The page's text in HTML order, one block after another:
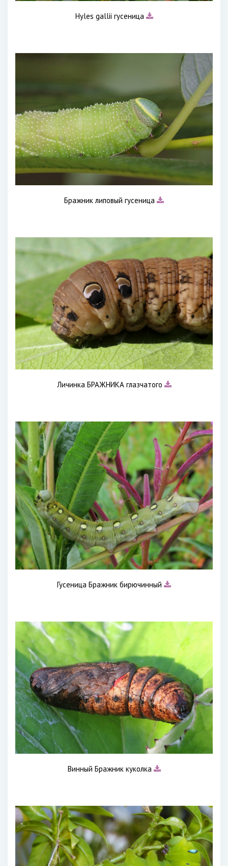
Hyles gallii гусеница
Бражник липовый гусеница
Личинка БРАЖНИКА глазчатого
Гусеница Бражник бирючинный
Винный Бражник куколка